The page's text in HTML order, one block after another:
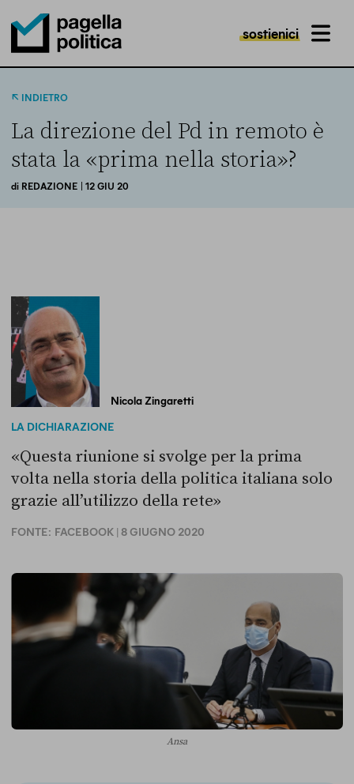
Pagella Politica Logo
sostienici MENU
INDIETRO
La direzione del Pd in remoto è
stata la «prima nella storia»?
di REDAZIONE | 12 GIU 20
Nicola Zingaretti
LA DICHIARAZIONE
«Questa riunione si svolge per la prima
volta nella storia della politica italiana solo
grazie all’utilizzo della rete»
FONTE: FACEBOOK | 8 GIUGNO 2020
Ansa